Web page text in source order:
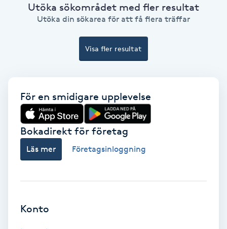
Medicinsk massage
Megavolymfransar
Melasma
Mesoterapi
MicroPen
Microshading
Utöka sökområdet med fler resultat
Utöka din sökarea för att få flera träffar
Visa fler resultat
För en smidigare upplevelse
Bokadirekt för företag
Läs mer Företagsinloggning
Konto